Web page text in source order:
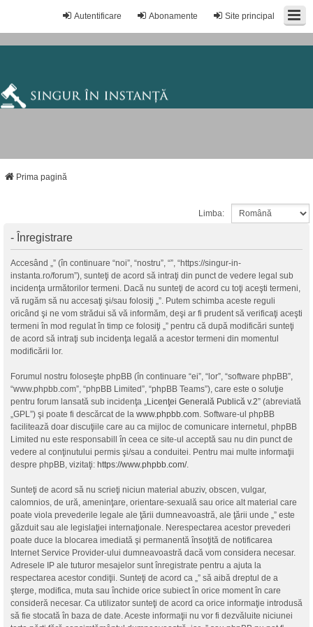
Site principal
Abonamente
Autentificare
Prima pagină
Limba:
- Înregistrare
Accesând „” (în continuare “noi”, “nostru”, “”, “https://singur-in-
instanta.ro/forum”), sunteţi de acord să intraţi din punct de vedere legal sub
incidenţa următorilor termeni. Dacă nu sunteţi de acord cu toţi aceşti termeni,
vă rugăm să nu accesaţi şi/sau folosiţi „”. Putem schimba aceste reguli
oricând şi ne vom strădui să vă informăm, deşi ar fi prudent să verificaţi aceşti
termeni în mod regulat în timp ce folosiţi „” pentru că după modificări sunteţi
de acord să intraţi sub incidenţa legală a acestor termeni din momentul
modificării lor.
Forumul nostru foloseşte phpBB (în continuare “ei”, “lor”, “software phpBB”,
“www.phpbb.com”, “phpBB Limited”, “phpBB Teams”), care este o soluţie
pentru forum lansată sub incidenţa „Licenţei Generală Publică v.2” (abreviată
„GPL”) şi poate fi descărcat de la www.phpbb.com. Software-ul phpBB
facilitează doar discuţiile care au ca mijloc de comunicare internetul, phpBB
Limited nu este responsabill în ceea ce site-ul acceptă sau nu din punct de
vedere al conţinutului permis şi/sau a conduitei. Pentru mai multe informaţii
despre phpBB, vizitaţi: https://www.phpbb.com/.
Sunteţi de acord să nu scrieţi niciun material abuziv, obscen, vulgar,
calomnios, de ură, ameninţare, orientare-sexuală sau orice alt material care
poate viola prevederile legale ale ţării dumneavoastră, ale ţării unde „” este
găzduit sau ale legislaţiei internaţionale. Nerespectarea acestor prevederi
poate duce la blocarea imediată şi permanentă însoţită de notificarea
Internet Service Provider-ului dumneavoastră dacă vom considera necesar.
Adresele IP ale tuturor mesajelor sunt înregistrate pentru a ajuta la
respectarea acestor condiţii. Sunteţi de acord ca „” să aibă dreptul de a
şterge, modifica, muta sau închide orice subiect în orice moment în care
consideră necesar. Ca utilizator sunteţi de acord ca orice informaţie introdusă
să fie stocată în baza de date. Aceste informaţii nu vor fi dezvăluite niciunei